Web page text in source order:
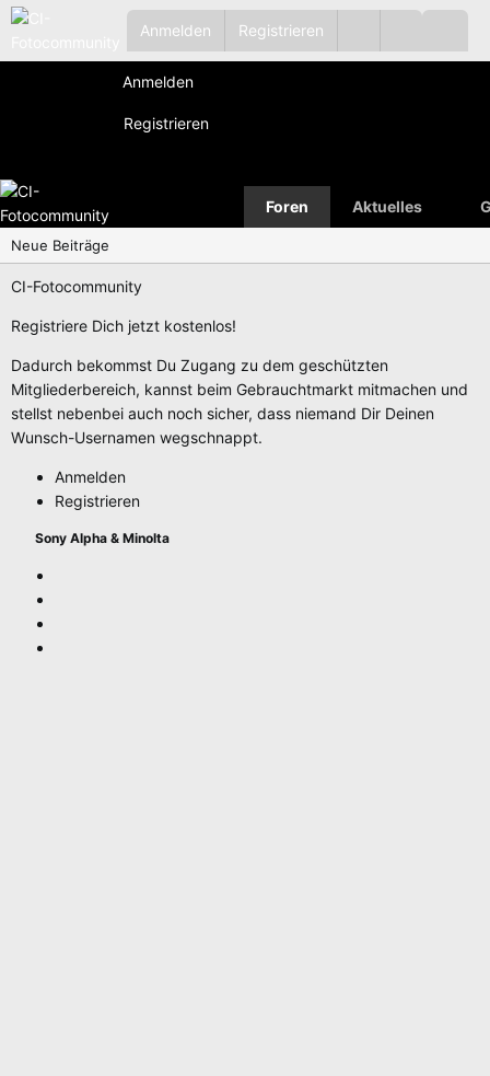
Anmelden Registrieren
Anmelden
Registrieren
Foren Aktuelles
Neue Beiträge
CI-Fotocommunity
Registriere Dich jetzt kostenlos!
Dadurch bekommst Du Zugang zu dem geschützten
Mitgliederbereich, kannst beim Gebrauchtmarkt mitmachen und
stellst nebenbei auch noch sicher, dass niemand Dir Deinen
Wunsch-Usernamen wegschnappt.
Anmelden
Registrieren
Sony Alpha & Minolta